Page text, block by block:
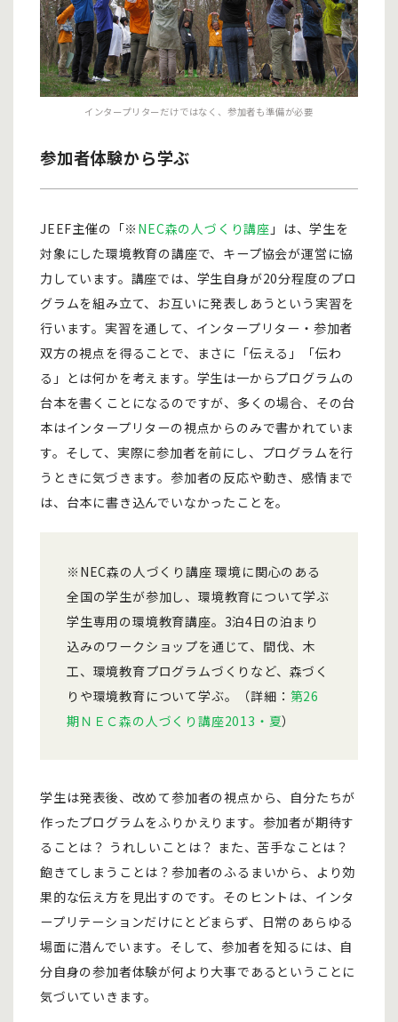
インタープリターだけではなく、参加者も準備が必要
参加者体験から学ぶ
JEEF主催の「※ NEC森の人づくり講座 」は、学生を
対象にした環境教育の講座で、キープ協会が運営に協
力しています。講座では、学生自身が20分程度のプロ
グラムを組み立て、お互いに発表しあうという実習を
行います。実習を通して、インタープリター・参加者
双方の視点を得ることで、まさに「伝える」「伝わ
る」とは何かを考えます。学生は一からプログラムの
台本を書くことになるのですが、多くの場合、その台
本はインタープリターの視点からのみで書かれていま
す。そして、実際に参加者を前にし、プログラムを行
うときに気づきます。参加者の反応や動き、感情まで
は、台本に書き込んでいなかったことを。
※NEC森の人づくり講座 環境に関心のある
全国の学生が参加し、環境教育について学ぶ
学生専用の環境教育講座。3泊4日の泊まり
込みのワークショップを通じて、間伐、木
工、環境教育プログラムづくりなど、森づく
りや環境教育について学ぶ。（詳細： 第26
期ＮＥＣ森の人づくり講座2013・夏）
学生は発表後、改めて参加者の視点から、自分たちが
作ったプログラムをふりかえります。参加者が期待す
ることは？ うれしいことは？ また、苦手なことは？
飽きてしまうことは？参加者のふるまいから、より効
果的な伝え方を見出すのです。そのヒントは、インタ
ープリテーションだけにとどまらず、日常のあらゆる
場面に潜んでいます。そして、参加者を知るには、自
分自身の参加者体験が何より大事であるということに
気づいていきます。